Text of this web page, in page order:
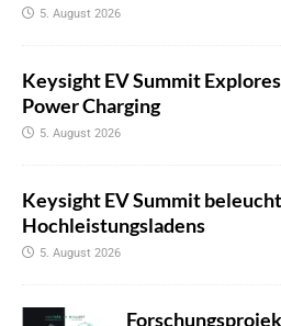
5. August 2026
Keysight EV Summit
Power Charging
5. August 2026
Keysight EV Summit
Hochleistungsladens
5. August 2026